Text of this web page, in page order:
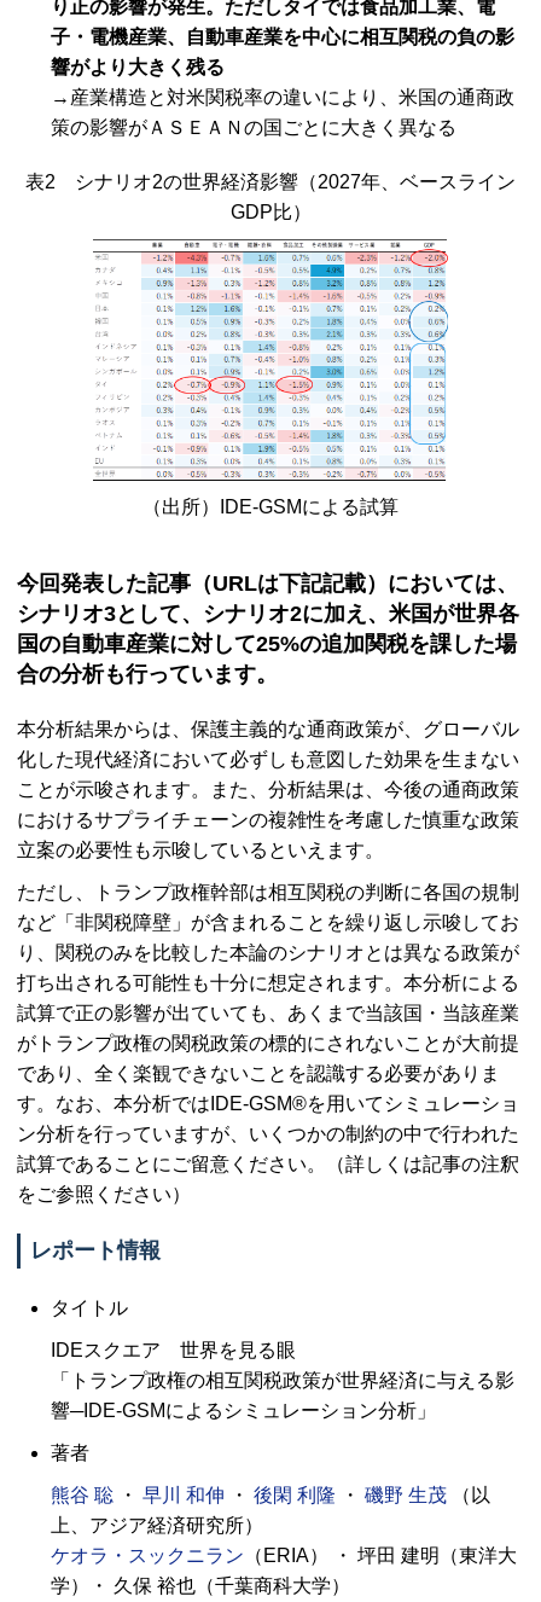
り正の影響が発生。ただしタイでは食品加工業、電
子・電機産業、自動車産業を中心に相互関税の負の影
響がより大きく残る
→産業構造と対米関税率の違いにより、米国の通商政
策の影響が ＡＳＥＡＮ の国ごとに大きく異なる
表2 シナリオ2の世界経済影響（2027年、ベースライン
GDP比）
（出所） IDE-GSMによる試算
今回発表した記事（URLは下記記載）においては、
シナリオ3として、シナリオ2に加え、米国が世界各
国の自動車産業に対して25%の追加関税を課した場
合の分析も行っています。
本分析結果からは、保護主義的な通商政策が、グローバル
化した現代経済において必ずしも意図した効果を生まない
ことが示唆されます。また、分析結果は、今後の通商政策
におけるサプライチェーンの複雑性を考慮した慎重な政策
立案の必要性も示唆しているといえます。
ただし、トランプ政権幹部は相互関税の判断に各国の規制
など「非関税障壁」が含まれることを繰り返し示唆してお
り、関税のみを比較した本論のシナリオとは異なる政策が
打ち出される可能性も十分に想定されます。本分析による
試算で正の影響が出ていても、あくまで当該国・当該産業
がトランプ政権の関税政策の標的にされないことが大前提
であり、全く楽観できないことを認識する必要がありま
す。なお、本分析では IDE-GSM®を用いてシミュレーショ
ン分析を行っていますが、いくつかの制約の中で行われた
試算であることにご留意ください。（詳しくは記事の注釈
をご参照ください）
レポート情報
タイトル
IDEスクエア 世界を見る眼
「トランプ政権の相互関税政策が世界経済に与える影
響─IDE-GSMによるシミュレーション分析」
著者
熊谷 聡 ・ 早川 和伸 ・ 後閑 利隆 ・ 磯野 生茂 （以
上、アジア経済研究所）
ケオラ・スックニラン （ ERIA） ・ 坪田 建明（東洋大
学）・ 久保 裕也（千葉商科大学）